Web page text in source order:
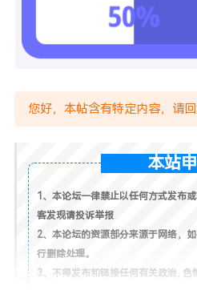
您好，本帖含有特定内容，请回
本站
1、本论坛一律禁止以任何方式发布
客发现请投诉举报
2、本论坛的资源部分来源于网络，
行删除处理。
3、不得发布和链接任何有关政治, 色